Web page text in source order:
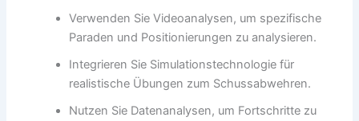
Verwenden Sie Videoanalysen, um spezifische
Paraden und Positionierungen zu analysieren.
Integrieren Sie Simulationstechnologie für
realistische Übungen zum Schussabwehren.
Nutzen Sie Datenanalysen, um Fortschritte zu